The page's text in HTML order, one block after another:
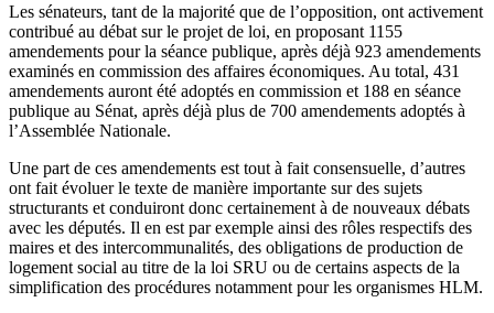
Les sénateurs, tant de la majorité que de l’opposition, ont activement
contribué au débat sur le projet de loi, en proposant 1155
amendements pour la séance publique, après déjà 923 amendements
examinés en commission des affaires économiques. Au total, 431
amendements auront été adoptés en commission et 188 en séance
publique au Sénat, après déjà plus de 700 amendements adoptés à
l’Assemblée Nationale.
Une part de ces amendements est tout à fait consensuelle, d’autres
ont fait évoluer le texte de manière importante sur des sujets
structurants et conduiront donc certainement à de nouveaux débats
avec les députés. Il en est par exemple ainsi des rôles respectifs des
maires et des intercommunalités, des obligations de production de
logement social au titre de la loi SRU ou de certains aspects de la
simplification des procédures notamment pour les organismes HLM.